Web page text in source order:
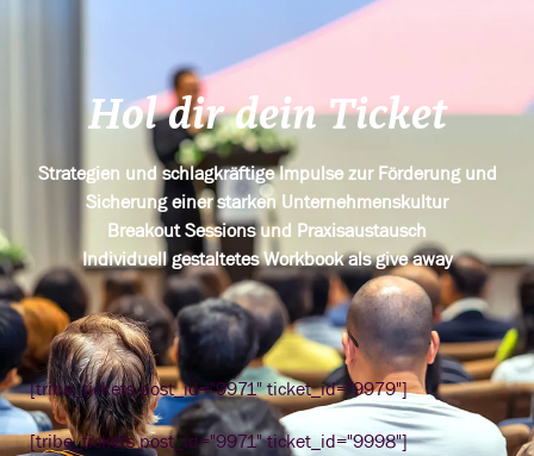
Hol dir dein Ticket
Strategien und schlagkräftige Impulse zur Förderung und
Sicherung einer starken Unternehmenskultur
Breakout Sessions und Praxisaustausch
Individuell gestaltetes Workbook als give away
[tribe_tickets post_id="9971" ticket_id="9979"]
[tribe_tickets post_id="9971" ticket_id="9998"]